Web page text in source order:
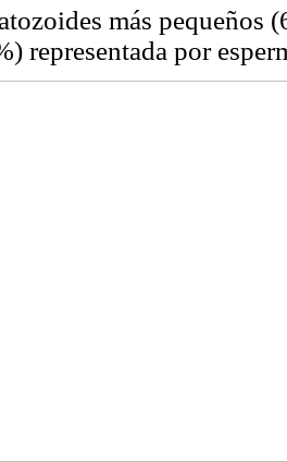
más pequeños
representada por